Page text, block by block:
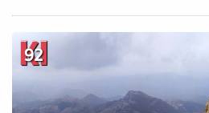
92